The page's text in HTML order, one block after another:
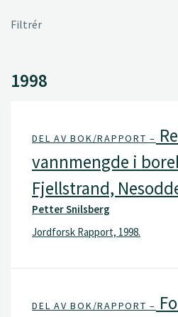
Filtrér
1998
DEL AV BOK/RAPPORT –
vannmengde i
Fjellstrand,
Petter Snilsberg
Jordforsk Rapport, 1998.
DEL AV BOK/RAPPORT –